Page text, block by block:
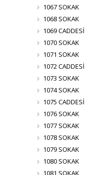
1067 SOKAK
1068 SOKAK
1069 CADDESİ
1070 SOKAK
1071 SOKAK
1072 CADDESİ
1073 SOKAK
1074 SOKAK
1075 CADDESİ
1076 SOKAK
1077 SOKAK
1078 SOKAK
1079 SOKAK
1080 SOKAK
1081 SOKAK